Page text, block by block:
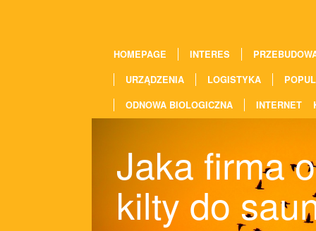
HOMEPAGE INTERES
URZĄDZENIA
LOGISTYKA
ODNOWA BIOLOGICZNA
INTERNET
Jaka firma
kilty do